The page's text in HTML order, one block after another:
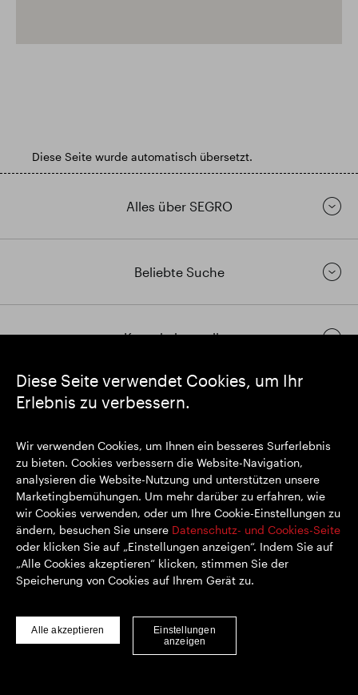
Diese Seite verwendet Cookies, um Ihr
Erlebnis zu verbessern.
Wir verwenden Cookies, um Ihnen ein besseres Surferlebnis
zu bieten. Cookies verbessern die Website-Navigation,
analysieren die Website-Nutzung und unterstützen unsere
Marketingbemühungen. Um mehr darüber zu erfahren, wie
wir Cookies verwenden, oder um Ihre Cookie-Einstellungen zu
ändern, besuchen Sie unsere Datenschutz- und Cookies-Seite
oder klicken Sie auf „Einstellungen anzeigen“. Indem Sie auf
„Alle Cookies akzeptieren“ klicken, stimmen Sie der
Speicherung von Cookies auf Ihrem Gerät zu.
Alle akzeptieren
Einstellungen
anzeigen
Diese Seite wurde automatisch übersetzt.
Alles über SEGRO
Beliebte Suche
Kontakt herstellen
https://www.linkedin.com/
Eingetragener Sitz: 1 New Burlington Place, London W1S 2HR
Im Vereinigten Königreich registrierte Nr. 167591
Registrierungsort: England & Wales
© SEGRO 2022
Haftungsausschluss
Cookie-Richtlinie